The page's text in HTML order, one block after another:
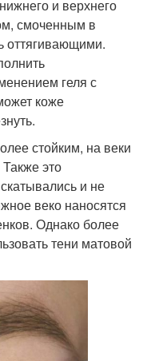
и верхнего
смоченным в
оттягивающими.
геля с
коже
стойким, на веки
это
и не
веко наносятся
Однако более
тени матовой